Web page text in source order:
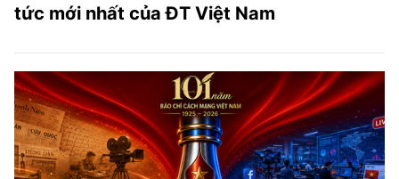
tức mới nhất của ĐT Việt Nam